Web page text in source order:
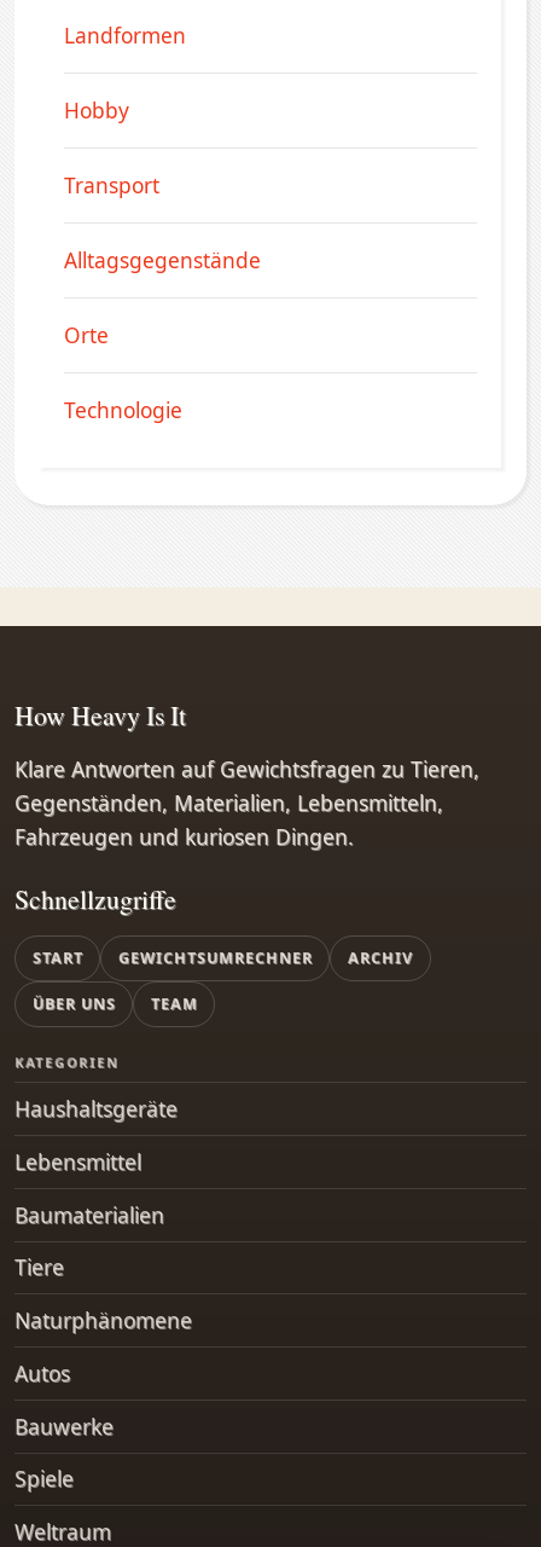
Landformen
Hobby
Transport
Alltagsgegenstände
Orte
Technologie
Schnellzugriffe
START GEWICHTSUMRECHNER ARCHIV
ÜBER UNS TEAM
KATEGORIEN
Haushaltsgeräte
Lebensmittel
Baumaterialien
Tiere
Naturphänomene
Autos
Bauwerke
Spiele
Weltraum
How Heavy Is It
Klare Antworten auf Gewichtsfragen zu Tieren,
Gegenständen, Materialien, Lebensmitteln,
Fahrzeugen und kuriosen Dingen.